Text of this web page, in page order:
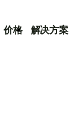
价格 解决方案